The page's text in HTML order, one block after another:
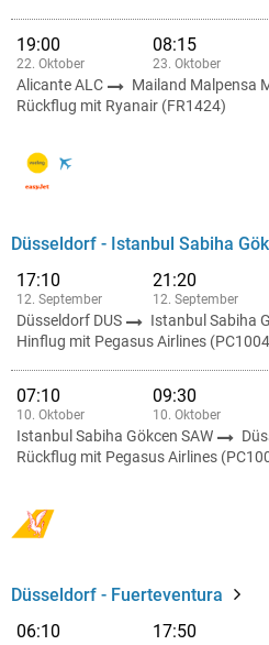
19:00
22. Oktober
08:15
23. Oktober
Alicante ALC Mailand Malpensa
Rückflug mit Ryanair (FR1424)
Düsseldorf - Istanbul Sabiha
17:10
12. September
21:20
12. September
Düsseldorf DUS
Istanbul Sabiha
Hinflug mit Pegasus Airlines
07:10
10. Oktober
09:30
10. Oktober
Istanbul Sabiha Gökcen SAW
Rückflug mit Pegasus Airlines
Düsseldorf - Fuerteventura
06:10
17:50